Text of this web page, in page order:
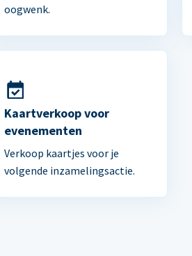
oogwenk.
Kaartverkoop voor
evenementen
Verkoop kaartjes voor je
volgende inzamelingsactie.